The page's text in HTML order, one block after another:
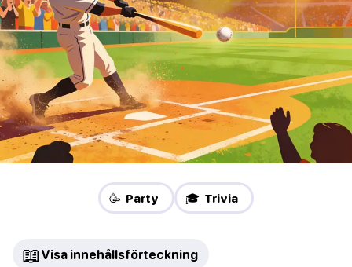
🥳 Party 🎓 Trivia
📖 Visa innehållsförteckning